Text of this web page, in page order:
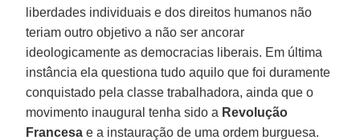
liberdades individuais e dos direitos humanos não
teriam outro objetivo a não ser ancorar
ideologicamente as democracias liberais. Em última
instância ela questiona tudo aquilo que foi duramente
conquistado pela classe trabalhadora, ainda que o
movimento inaugural tenha sido a Revolução
Francesa e a instauração de uma ordem burguesa.